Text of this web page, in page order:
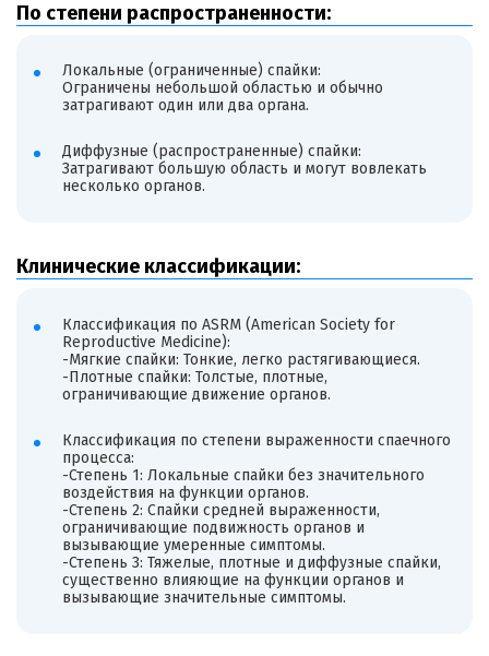
По степени распространенности:
Локальные (ограниченные) спайки:
Ограничены небольшой областью и обычно
затрагивают один или два органа.
Диффузные (распространенные) спайки:
Затрагивают большую область и могут вовлекать
несколько органов.
Клинические классификации:
Классификация по ASRM (American Society for
Reproductive Medicine):
-Мягкие спайки: Тонкие, легко растягивающиеся.
-Плотные спайки: Толстые, плотные,
ограничивающие движение органов.
Классификация по степени выраженности спаечного
процесса:
-Степень 1: Локальные спайки без значительного
воздействия на функции органов.
-Степень 2: Спайки средней выраженности,
ограничивающие подвижность органов и
вызывающие умеренные симптомы.
-Степень 3: Тяжелые, плотные и диффузные спайки,
существенно влияющие на функции органов и
вызывающие значительные симптомы.